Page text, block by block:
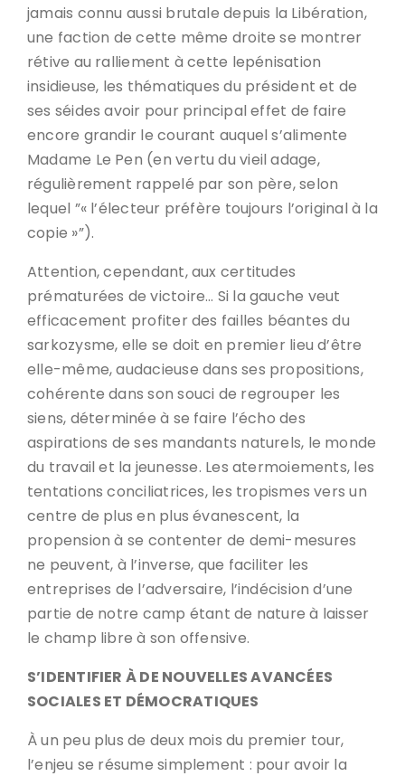
jamais connu aussi brutale depuis la Libération,
une faction de cette même droite se montrer
rétive au ralliement à cette lepénisation
insidieuse, les thématiques du président et de
ses séides avoir pour principal effet de faire
encore grandir le courant auquel s’alimente
Madame Le Pen (en vertu du vieil adage,
régulièrement rappelé par son père, selon
lequel ”« l’électeur préfère toujours l’original à la
copie »”).
Attention, cependant, aux certitudes
prématurées de victoire… Si la gauche veut
efficacement profiter des failles béantes du
sarkozysme, elle se doit en premier lieu d’être
elle-même, audacieuse dans ses propositions,
cohérente dans son souci de regrouper les
siens, déterminée à se faire l’écho des
aspirations de ses mandants naturels, le monde
du travail et la jeunesse. Les atermoiements, les
tentations conciliatrices, les tropismes vers un
centre de plus en plus évanescent, la
propension à se contenter de demi-mesures
ne peuvent, à l’inverse, que faciliter les
entreprises de l’adversaire, l’indécision d’une
partie de notre camp étant de nature à laisser
le champ libre à son offensive.
S’IDENTIFIER À DE NOUVELLES AVANCÉES
SOCIALES ET DÉMOCRATIQUES
À un peu plus de deux mois du premier tour,
l’enjeu se résume simplement : pour avoir la